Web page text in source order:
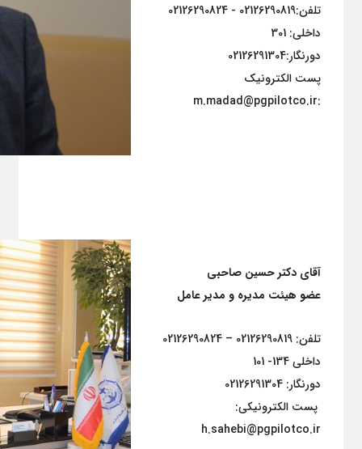
تلفن:02126290819 - 02126290824
داخلی: 301
دورنگار:02126291304
پست الکترونیک
:m.madad@pgpilotco.ir
آقای دکتر حسین صاحبی
عضو هیئت مدیره و مدیر عامل
تلفن: 02126290819 – 02126290824
داخلی 134- 101
دورنگار: 02126291304
پست الکترونیکی:
h.sahebi@pgpilotco.ir